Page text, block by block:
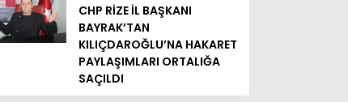
CHP RİZE İL BAŞKANI
BAYRAK’TAN
KILIÇDAROĞLU’NA HAKARET
PAYLAŞIMLARI ORTALIĞA
SAÇILDI